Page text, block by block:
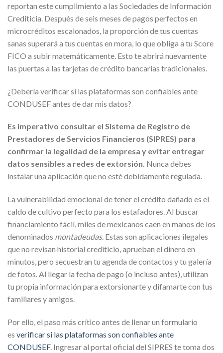
reportan este cumplimiento a las Sociedades de Información
Crediticia. Después de seis meses de pagos perfectos en
microcréditos escalonados, la proporción de tus cuentas
sanas superará a tus cuentas en mora, lo que obliga a tu Score
FICO a subir matemáticamente. Esto te abrirá nuevamente
las puertas a las tarjetas de crédito bancarias tradicionales.
¿Debería verificar si las plataformas son confiables ante
CONDUSEF antes de dar mis datos?
Es imperativo consultar el Sistema de Registro de
Prestadores de Servicios Financieros (SIPRES) para
confirmar la legalidad de la empresa y evitar entregar
datos sensibles a redes de extorsión. Nunca debes
instalar una aplicación que no esté debidamente regulada.
La vulnerabilidad emocional de tener el crédito dañado es el
caldo de cultivo perfecto para los estafadores. Al buscar
financiamiento fácil, miles de mexicanos caen en manos de los
denominados montadeudas. Estas son aplicaciones ilegales
que no revisan historial crediticio, aprueban el dinero en
minutos, pero secuestran tu agenda de contactos y tu galería
de fotos. Al llegar la fecha de pago (o incluso antes), utilizan
tu propia información para extorsionarte y difamarte con tus
familiares y amigos.
Por ello, el paso más crítico antes de llenar un formulario
es verificar si las plataformas son confiables ante
CONDUSEF. Ingresar al portal oficial del SIPRES te toma dos